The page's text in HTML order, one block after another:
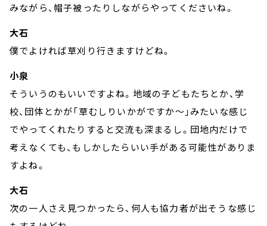
みながら、帽子被ったりしながらやってくださいね。
大石
僕でよければ草刈り行きますけどね。
小泉
そういうのもいいですよね。地域の子どもたちとか、学
校、団体とかが「草むしりいかがですか～」みたいな感じ
でやってくれたりすると交流も深まるし。団地内だけで
考えなくても、もしかしたらいい手がある可能性がありま
すよね。
大石
次の一人さえ見つかったら、何人も協力者が出そうな感じ